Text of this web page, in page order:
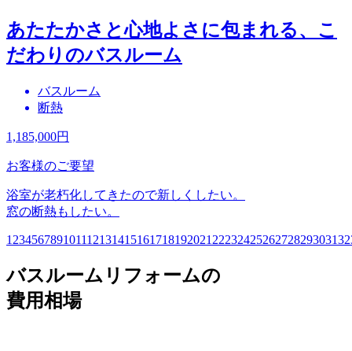
あたたかさと心地よさに包まれる、こ
だわりのバスルーム
バスルーム
断熱
1,185,000円
お客様のご要望
浴室が老朽化してきたので新しくしたい。
窓の断熱もしたい。
1 23456789101112131415161718192021 2223242526272829303132
バスルームリフォームの
費用相場